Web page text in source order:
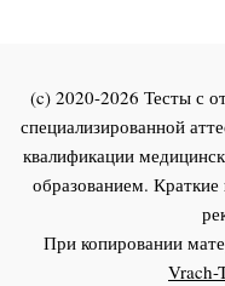
(c) 2020-2026 Тесты с
специализированной
квалификации
образованием. Краткие
При копировании
Vrach-